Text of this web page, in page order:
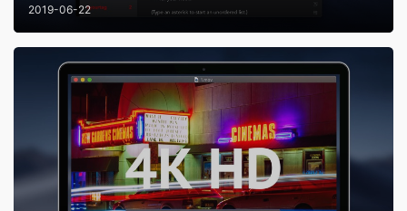
2019-06-22